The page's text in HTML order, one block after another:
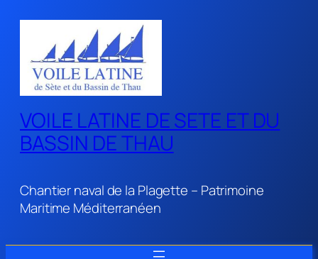
VOILE LATINE DE SETE ET DU
BASSIN DE THAU
Chantier naval de la Plagette – Patrimoine
Maritime Méditerranéen